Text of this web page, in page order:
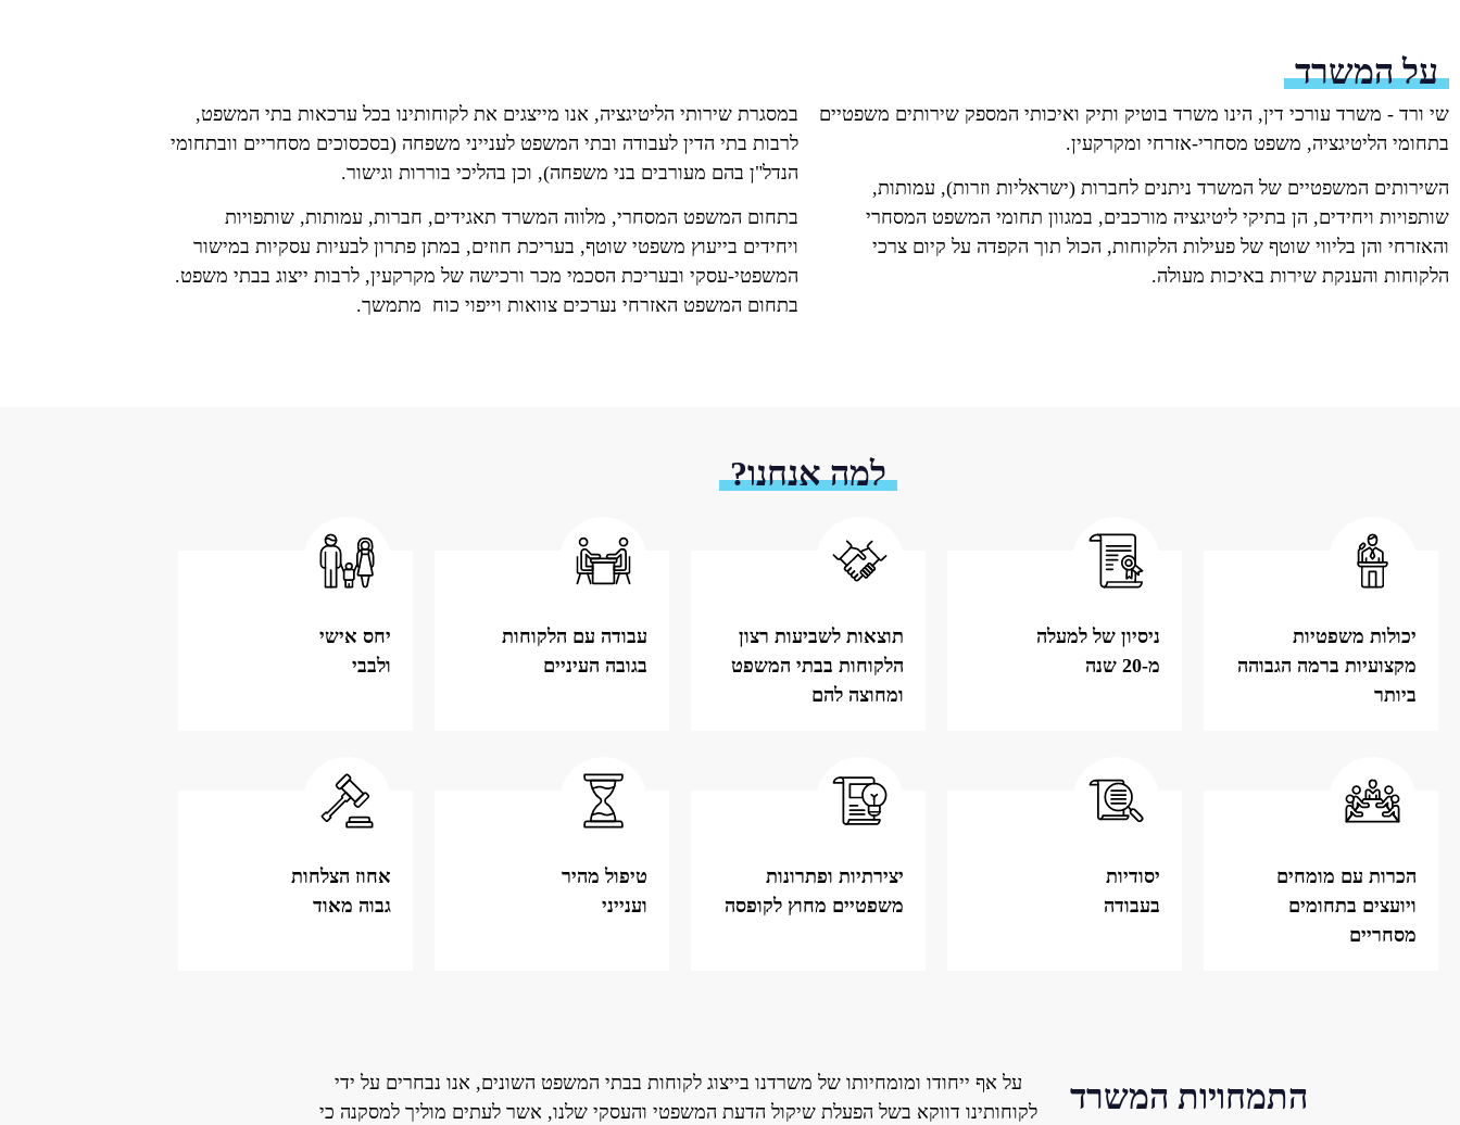
על המשרד
שי ורד - משרד עורכי דין, הינו משרד בוטיק ותיק ואיכותי המספק שירותים משפטיים
בתחומי הליטיגציה, משפט מסחרי-אזרחי ומקרקעין.
השירותים המשפטיים של המשרד ניתנים לחברות (ישראליות וזרות), עמותות,
שותפויות ויחידים, הן בתיקי ליטיגציה מורכבים, במגוון תחומי המשפט המסחרי
והאזרחי והן בליווי שוטף של פעילות הלקוחות, הכול תוך הקפדה על קיום צרכי
הלקוחות והענקת שירות באיכות מעולה.
במסגרת שירותי הליטיגציה, אנו מייצגים את לקוחותינו בכל ערכאות בתי המשפט,
לרבות בתי הדין לעבודה ובתי המשפט לענייני משפחה (בסכסוכים מסחריים וובתחומי
הנדל"ן בהם מעורבים בני משפחה), וכן בהליכי בוררות וגישור.
בתחום המשפט המסחרי, מלווה המשרד תאגידים, חברות, עמותות, שותפויות
ויחידים בייעוץ משפטי שוטף, בעריכת חוזים, במתן פתרון לבעיות עסקיות במישור
המשפטי-עסקי ובעריכת הסכמי מכר ורכישה של מקרקעין, לרבות ייצוג בבתי משפט.
בתחום המשפט האזרחי נערכים צוואות וייפוי כוח מתמשך.
למה אנחנו?
יכולות משפטיות
מקצועיות ברמה הגבוהה
ביותר
ניסיון של למעלה
מ-20 שנה
תוצאות לשביעות רצון
הלקוחות בבתי המשפט
ומחוצה להם
עבודה עם הלקוחות
בגובה העיניים
יחס אישי
ולבבי
הכרות עם מומחים
ויועצים בתחומים
מסחריים
יסודיות
בעבודה
יצירתיות ופתרונות
משפטיים מחוץ לקופסה
טיפול מהיר
וענייני
אחוז הצלחות
גבוה מאוד
התמחויות המשרד
על אף ייחודו ומומחיותו של משרדנו בייצוג לקוחות בבתי המשפט השונים, אנו נבחרים על ידי
לקוחותינו דווקא בשל הפעלת שיקול הדעת המשפטי והעסקי שלנו, אשר לעתים מוליך למסקנה כי